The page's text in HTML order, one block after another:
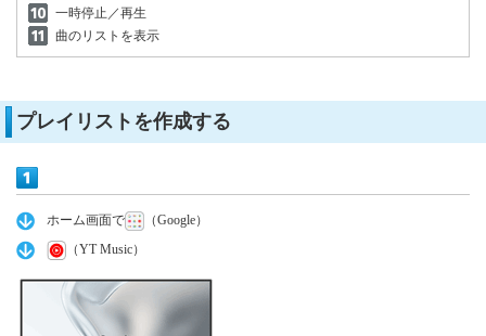
一時停止／再生
曲のリストを表示
プレイリストを作成する
ホーム画面で
（Google）
（YT Music）